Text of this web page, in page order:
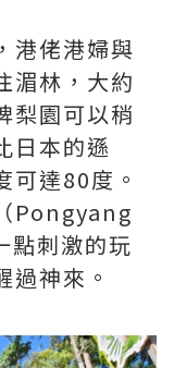
港佬港婦與
湄林，大約
梨園可以稍
日本的遜
可達80度。
Pongyang
刺激的玩
過神來。